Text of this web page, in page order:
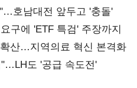
호남대전 앞두고 '충돌'
구에 'ETF 특검' 주장까지
산…지역의료 혁신 본격화
도 '공급 속도전'